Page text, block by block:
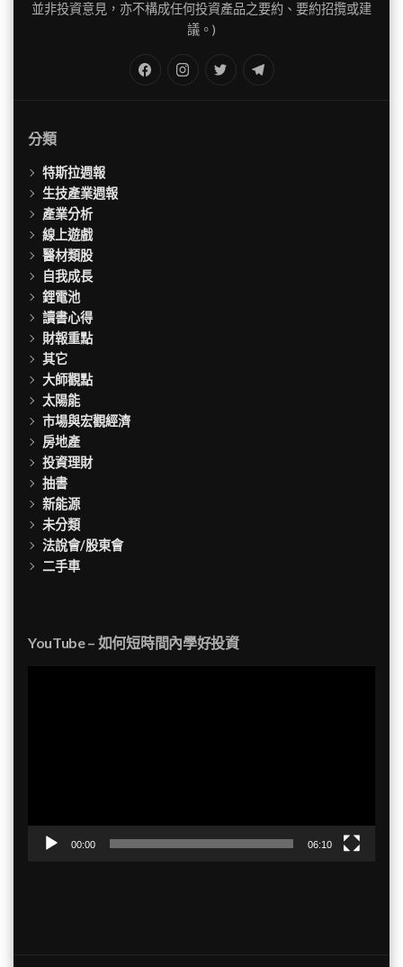
並非投資意見，亦不構成任何投資產品之要約、要約招攬或建
議。)
Twitter
分類
特斯拉週報
生技產業週報
產業分析
線上遊戲
醫材類股
自我成長
鋰電池
讀書心得
財報重點
其它
大師觀點
太陽能
市場與宏觀經濟
房地產
投資理財
抽書
新能源
未分類
法說會/股東會
二手車
YouTube – 如何短時間內學好投資
00:00 06:10